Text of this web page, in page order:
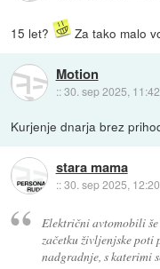
15 let? Za tako malo
Motion
::30. sep 2025, 11:42
Kurjenje dnarja brez
stara mama
::30. sep 2025, 12:20
Električni avtomobili
začetku življenjske
nadgradnje, s katerimi